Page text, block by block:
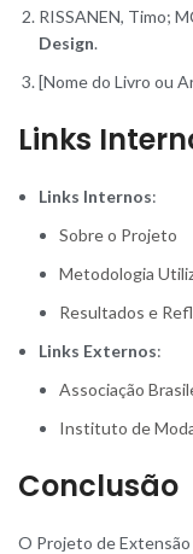
RISSANEN, Timo;
Design.
[Nome do Livro ou
Links
Links Internos:
Sobre o Projeto
Metodologia
Resultados e
Links Externos:
Associação
Instituto de
Conclusão
O Projeto de